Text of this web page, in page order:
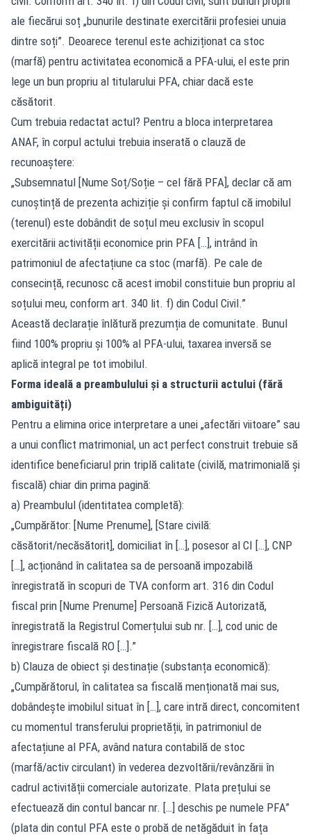
ale fiecărui soț „bunurile destinate exercitării profesiei unuia
dintre soți”. Deoarece terenul este achiziționat ca stoc
(marfă) pentru activitatea economică a PFA-ului, el este prin
lege un bun propriu al titularului PFA, chiar dacă este
căsătorit.
Cum trebuia redactat actul? Pentru a bloca interpretarea
ANAF, în corpul actului trebuia inserată o clauză de
recunoaștere:
„Subsemnatul [Nume Soț/Soție – cel fără PFA], declar că am
cunoștință de prezenta achiziție și confirm faptul că imobilul
(terenul) este dobândit de soțul meu exclusiv în scopul
exercitării activității economice prin PFA […], intrând în
patrimoniul de afectațiune ca stoc (marfă). Pe cale de
consecință, recunosc că acest imobil constituie bun propriu al
soțului meu, conform art. 340 lit. f) din Codul Civil.”
Această declarație înlătură prezumția de comunitate. Bunul
fiind 100% propriu și 100% al PFA-ului, taxarea inversă se
aplică integral pe tot imobilul.
Forma ideală a preambulului și a structurii actului (fără
ambiguități)
Pentru a elimina orice interpretare a unei „afectări viitoare” sau
a unui conflict matrimonial, un act perfect construit trebuie să
identifice beneficiarul prin triplă calitate (civilă, matrimonială și
fiscală) chiar din prima pagină:
a) Preambulul (identitatea completă):
„Cumpărător: [Nume Prenume], [Stare civilă:
căsătorit/necăsătorit], domiciliat în […], posesor al CI […], CNP
[…], acționând în calitatea sa de persoană impozabilă
înregistrată în scopuri de TVA conform art. 316 din Codul
fiscal prin [Nume Prenume] Persoană Fizică Autorizată,
înregistrată la Registrul Comerțului sub nr. […], cod unic de
înregistrare fiscală RO […].”
b) Clauza de obiect și destinație (substanța economică):
„Cumpărătorul, în calitatea sa fiscală menționată mai sus,
dobândește imobilul situat în […], care intră direct, concomitent
cu momentul transferului proprietății, în patrimoniul de
afectațiune al PFA, având natura contabilă de stoc
(marfă/activ circulant) în vederea dezvoltării/revânzării în
cadrul activității comerciale autorizate. Plata prețului se
efectuează din contul bancar nr. […] deschis pe numele PFA”
(plata din contul PFA este o probă de netăgăduit în fața